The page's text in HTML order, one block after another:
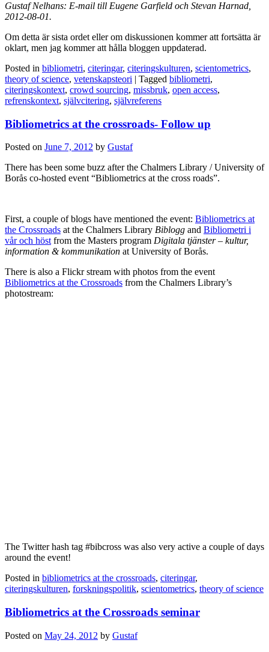
Gustaf Nelhans: E-mail till Eugene Garfield och Stevan Harnad,
2012-08-01.
Om detta är sista ordet eller om diskussionen kommer att fortsätta är
oklart, men jag kommer att hålla bloggen uppdaterad.
Posted in bibliometri, citeringar, citeringskulturen, scientometrics,
theory of science, vetenskapsteori | Tagged bibliometri,
citeringskontext, crowd sourcing, missbruk, open access,
refrenskontext, självcitering, självreferens
Bibliometrics at the crossroads- Follow up
Posted on June 7, 2012 by Gustaf
There has been some buzz after the Chalmers Library / University of
Borås co-hosted event “Bibliometrics at the cross roads”.
First, a couple of blogs have mentioned the event: Bibliometrics at
the Crossroads at the Chalmers Library Biblogg and Bibliometri i
vår och höstfrom the Masters program Digitala tjänster – kultur,
information & kommunikation at University of Borås.
There is also a Flickr stream with photos from the event
Bibliometrics at the Crossroads from the Chalmers Library’s
photostream:
The Twitter hash tag #bibcross was also very active a couple of days
around the event!
Posted in bibliometrics at the crossroads, citeringar,
citeringskulturen, forskningspolitik, scientometrics, theory of science
Bibliometrics at the Crossroads seminar
Posted on May 24, 2012 by Gustaf